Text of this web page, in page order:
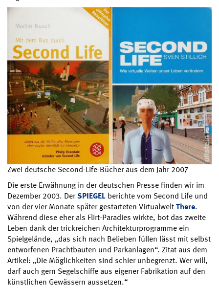
Zwei deutsche Second-Life-Bücher aus dem Jahr 2007
Die erste Erwähnung in der deutschen Presse finden wir im
Dezember 2003. DerSPIEGEL berichte vom Second Life und
von der vier Monate später gestarteten VirtualweltThere.
Während diese eher als Flirt-Paradies wirkte, bot das zweite
Leben dank der trickreichen Architekturprogramme ein
Spielgelände, „das sich nach Belieben füllen lässt mit selbst
entworfenen Prachtbauten und Parkanlagen“. Zitat aus dem
Artikel: „Die Möglichkeiten sind schier unbegrenzt. Wer will,
darf auch gern Segelschiffe aus eigener Fabrikation auf den
künstlichen Gewässern aussetzen.“